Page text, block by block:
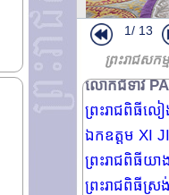
1/ 13
ព្រះរាជសក
លោកជំទាវ
ព្រះរាជពិធី
ឯកឧត្តម XI
ព្រះរាជពិធីយ
ព្រះរាជពិធីស្រង់